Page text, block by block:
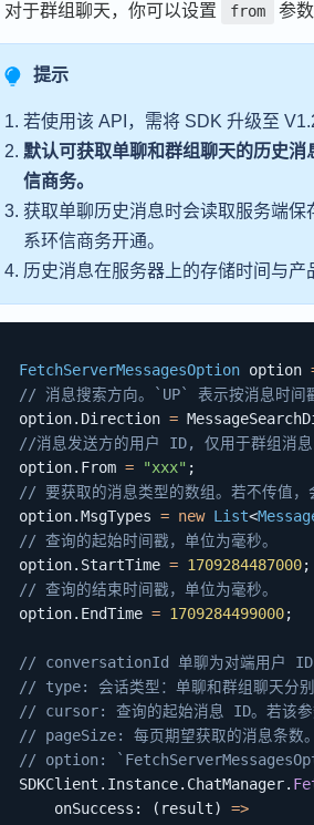
对于群组聊天，你可以设置
from 参
提示
若使用该 API，需将 SDK 升级至
默认可获取单聊和群组聊天的历史
信商务。
获取单聊历史消息时会读取服务端
系环信商务开通。
历史消息在服务器上的存储时间与产
FetchServerMessagesOption option
// 消息搜索方向。`UP` 表示按消息时间
  option
. Direction =
//消息发送方的用户 ID, 仅用于群组
  option
. From = "xxx" ;
// 要获取的消息类型的数组。若不传值，
  option
.MsgTypes = new List<
// 查询的起始时间戳，单位为毫秒。
  option
. StartTime = 1709284487000;
// 查询的结束时间戳，单位为毫秒。
  option
. EndTime = 1709284499000;
// conversationId 单聊为对端用户 ID
// type: 会话类型：单聊和群组聊天
// cursor: 查询的起始消息 ID。若该参
// pageSize: 每页期望获取的消息条数
// option:
  SDKClient
. Instance. ChatManager.
onSuccess : ( result)
=>